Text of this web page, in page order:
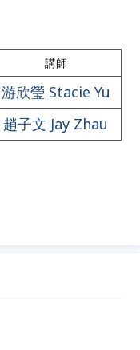
講師
游欣瑩 Stacie Yu
趙子文 Jay Zhau